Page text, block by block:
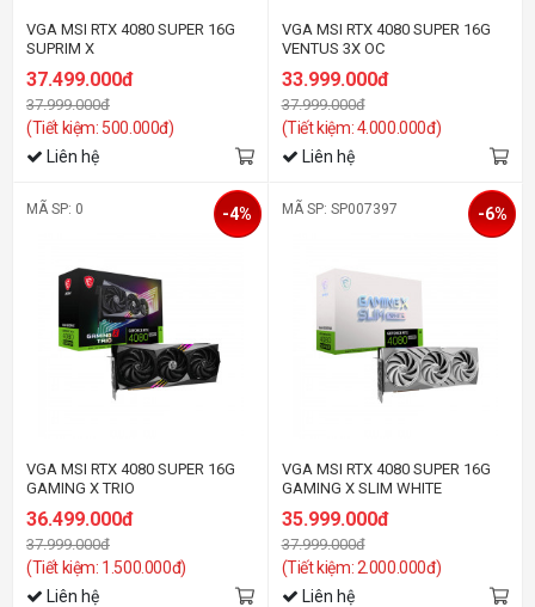
VGA MSI RTX 4080 SUPER 16G
SUPRIM X
37.499.000đ
37.999.000đ
(Tiết kiệm: 500.000đ)
Liên hệ
VGA MSI RTX 4080 SUPER 16G
VENTUS 3X OC
33.999.000đ
37.999.000đ
(Tiết kiệm: 4.000.000đ)
Liên hệ
MÃ SP: 0
VGA MSI RTX 4080 SUPER 16G
GAMING X TRIO
36.499.000đ
37.999.000đ
(Tiết kiệm: 1.500.000đ)
-4%
Liên hệ
MÃ SP: SP007397
VGA MSI RTX 4080 SUPER 16G
GAMING X SLIM WHITE
35.999.000đ
37.999.000đ
(Tiết kiệm: 2.000.000đ)
-6%
Liên hệ